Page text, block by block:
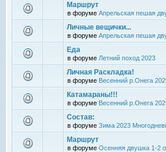
Маршрут
в форуме Апрельская пешая
Личные вещички...
в форуме Апрельская пешая
Еда
в форуме Летний поход 2023
Личная Раскладка!
в форуме Весенний р.Онега
Катамараны!!!
в форуме Весенний р.Онега
Состав:
в форуме Зима 2023
Маршрут
в форуме Осенняя двушка 1-2